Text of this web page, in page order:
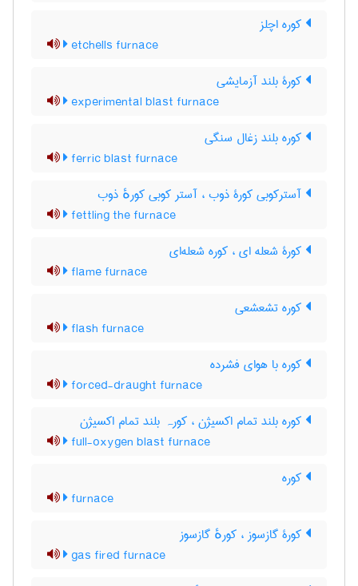
کوره اچلز
etchells furnace
کورۀ بلند آزمایشی
experimental blast furnace
کوره بلند زغال سنگی
ferric blast furnace
آسترکوبی کورۀ ذوب ، آستر کوبی کورهٔ ذوب
fettling the furnace
کورۀ شعله ای ، کوره شعله‌ای
flame furnace
کوره تشعشعی
flash furnace
کوره با هوای فشرده
forced-draught furnace
کوره بلند تمام اکسیژن ، کورہ بلند تمام اکسیژن
full-oxygen blast furnace
کوره
furnace
کورۀ گازسوز ، کورهٔ گازسوز
gas fired furnace